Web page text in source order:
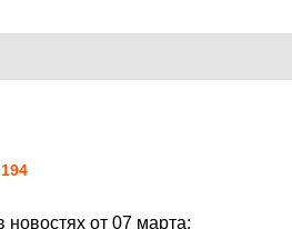
от 07 марта: